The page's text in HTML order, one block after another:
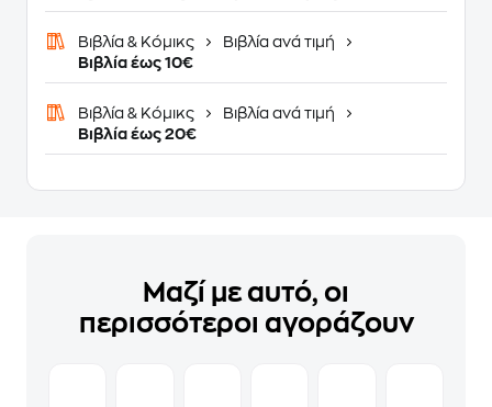
Βιβλία & Κόμικς
Βιβλία ανά τιμή
Βιβλία έως 10€
Βιβλία & Κόμικς
Βιβλία ανά τιμή
Βιβλία έως 20€
Μαζί με αυτό, οι
περισσότεροι αγοράζουν